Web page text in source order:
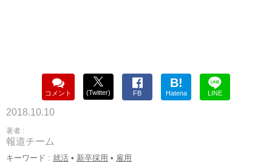
コメント (Twitter) FB
B!
Hatena LINE
2018.10.10
著者 :
報道チーム
キーワード : 就活 • 新卒採用 • 雇用